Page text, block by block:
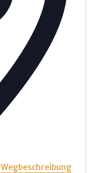
Wegbeschreibung